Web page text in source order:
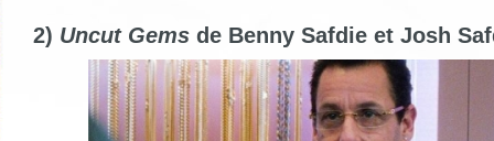
2) Uncut Gems de Benny Safdie et Josh